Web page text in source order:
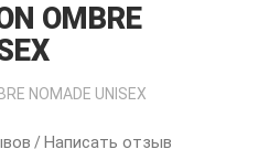
OMBRE
/Написать отзыв